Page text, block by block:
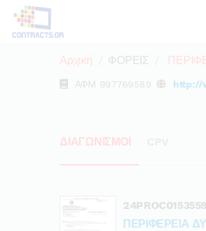
Αρχική ΦΟΡΕΙΣ
ΑΦΜ 997769589 http://
ΔΙΑΓΩΝΙΣΜΟΙ
ΠΕΡΙΦΕΡΕΙΑ